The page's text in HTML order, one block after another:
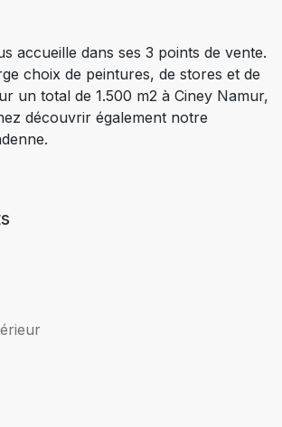
accueille dans ses 3 points de vente.
choix de peintures, de stores et de
un total de 1.500 m2 à Ciney Namur,
découvrir également notre